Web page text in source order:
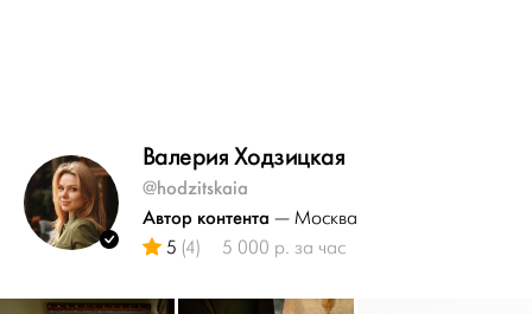
Валерия Ходзицкая
@hodzitskaia
Автор контента — Москва
5 (4) 5 000 р. за час